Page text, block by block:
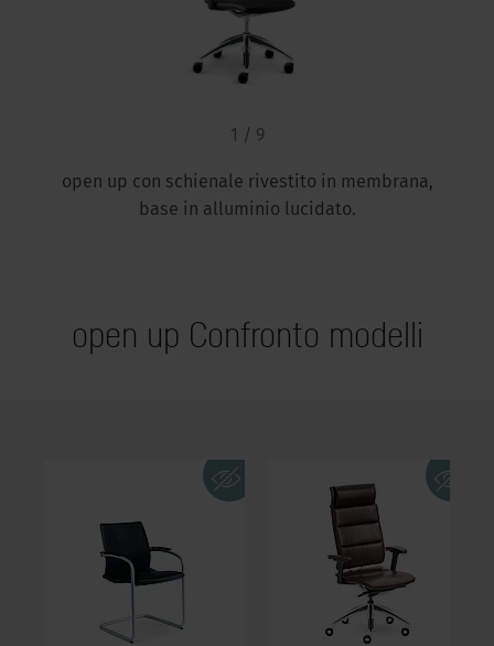
open up con schienale rivestito in membrana,
base in alluminio lucidato.
1 / 9
open up Confronto modelli